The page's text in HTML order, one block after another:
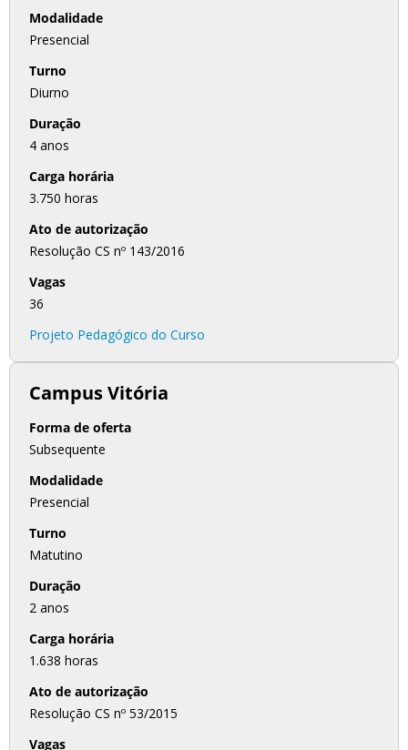
Modalidade
Presencial
Turno
Diurno
Duração
4 anos
Carga horária
3.750 horas
Ato de autorização
Resolução CS nº 143/2016
Vagas
36
Projeto Pedagógico do Curso
Campus Vitória
Forma de oferta
Subsequente
Modalidade
Presencial
Turno
Matutino
Duração
2 anos
Carga horária
1.638 horas
Ato de autorização
Resolução CS nº 53/2015
Vagas